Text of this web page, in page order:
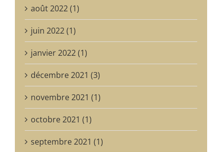
août 2022 (1)
juin 2022 (1)
janvier 2022 (1)
décembre 2021 (3)
novembre 2021 (1)
octobre 2021 (1)
septembre 2021 (1)